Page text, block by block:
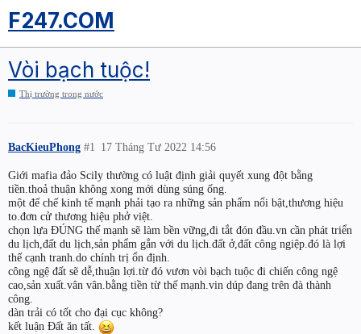
F247.COM
Vòi bạch tuộc!
Thị trường trong nước
BacKieuPhong 17 Tháng Tư 2022 14:56
#1
Giới mafia đảo Scily thường có luật định giải quyết xung đột bằng
tiền.thoả thuận không xong mới dùng súng ống.
một đế chế kinh tế mạnh phải tạo ra những sản phẩm nổi bật,thương hiệu
to.đơn cử thương hiệu phở việt.
chọn lựa ĐÚNG thế mạnh sẽ làm bền vững,đi tắt đón đầu.vn cần phát triển
du lịch,đất du lịch,sản phẩm gắn với du lịch.đất ở,đất công ngiệp.đó là lợi
thế cạnh tranh.do chính trị ổn định.
công ngệ đất sẽ dễ,thuận lợi.từ đó vươn vòi bạch tuộc đi chiến công ngệ
cao,sản xuất.vân vân.bằng tiền từ thế mạnh.vin dúp đang trên đà thành
công.
dàn trải có tốt cho đại cục không?
kết luận Đất ăn tất.